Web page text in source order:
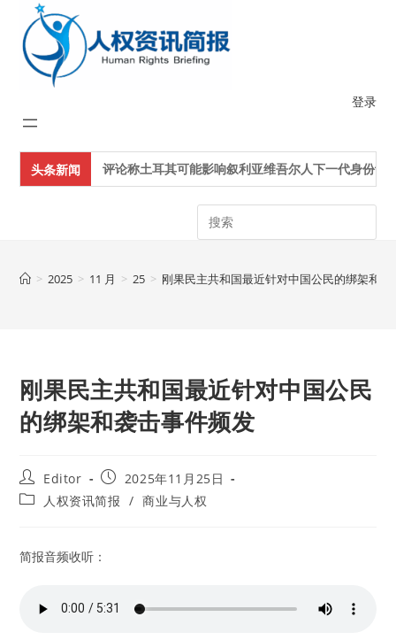
content
登录
头条新闻 评论称土耳其可能影响叙利亚维吾尔人下一代身份认同
Search
> 2025 > 11 月 > 25 > 刚果民主共和国最近针对中国公民的绑架和袭
刚果民主共和国最近针对中国公民
的绑架和袭击事件频发
Post
author:
Editor
Post
published:
2025年11月25日
Post 人权资讯简报 / 商业与人权
简报音频收听：